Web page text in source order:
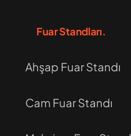
Fuar Standları.
Ahşap Fuar Standı
Cam Fuar Standı